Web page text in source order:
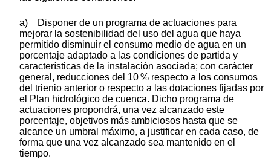
a) Disponer de un programa de actuaciones para
mejorar la sostenibilidad del uso del agua que haya
permitido disminuir el consumo medio de agua en un
porcentaje adaptado a las condiciones de partida y
características de la instalación asociada; con carácter
general, reducciones del 10 % respecto a los consumos
del trienio anterior o respecto a las dotaciones fijadas por
el Plan hidrológico de cuenca. Dicho programa de
actuaciones propondrá, una vez alcanzado este
porcentaje, objetivos más ambiciosos hasta que se
alcance un umbral máximo, a justificar en cada caso, de
forma que una vez alcanzado sea mantenido en el
tiempo.